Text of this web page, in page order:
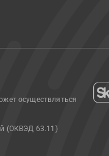
осуществляться
(ОКВЭД 63.11)